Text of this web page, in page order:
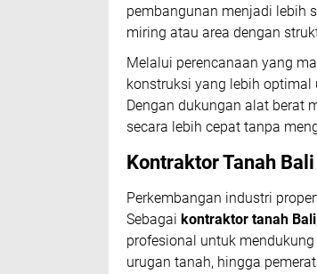
pembangunan menjadi lebih
miring atau area dengan
Melalui perencanaan yang
konstruksi yang lebih
Dengan dukungan alat berat
secara lebih cepat tanpa
Kontraktor Tanah
Perkembangan industri
Sebagai kontraktor tanah Bali
profesional untuk
urugan tanah, hingga